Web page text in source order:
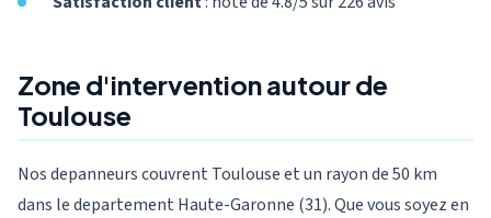
Zone d'intervention autour de
Toulouse
Nos depanneurs couvrent Toulouse et un rayon de 50 km
dans le departement Haute-Garonne (31). Que vous soyez en